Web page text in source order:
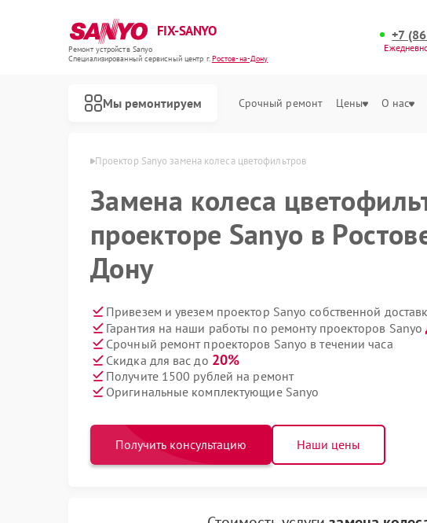
FIX-SANYO
Ремонт устройств Sanyo
Специализированный cервисный центр г.Ростов-на-Дону
+7
Мы ремонтируем Срочный ремонт Цены О нас
Проектор Sanyo замена колеса цветофильтров
Замена колеса
проекторе Sanyo в
Дону
Привезем и увезем проектор Sanyo собственной
Гарантия на наши работы по ремонту проекторов Sanyo
Срочный ремонт проекторов Sanyo в течении часа
Скидка для вас до 20%
Получите 1500 рублей на ремонт
Оригинальные комплектующие Sanyo
Получить консультацию Наши цены